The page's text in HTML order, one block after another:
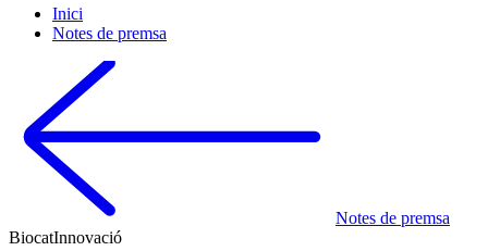
Inici
Notes de premsa
Notes de premsa
BiocatInnovació